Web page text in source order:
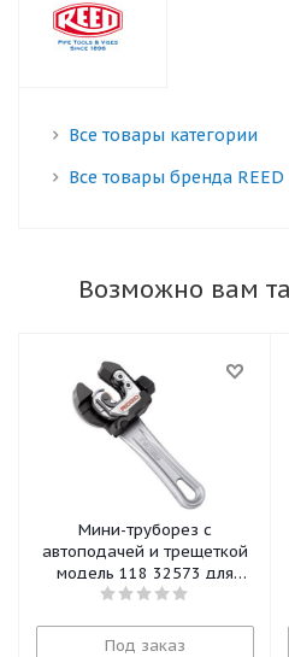
Все товары категории
Все товары бренда REED
Возможно вам
Мини-труборез с
автоподачей и трещеткой
модель 118 32573 для
меди Ridgid
Под заказ